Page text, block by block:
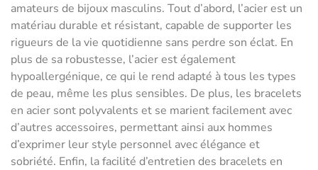
amateurs de bijoux masculins. Tout d’abord, l’acier est un
matériau durable et résistant, capable de supporter les
rigueurs de la vie quotidienne sans perdre son éclat. En
plus de sa robustesse, l’acier est également
hypoallergénique, ce qui le rend adapté à tous les types
de peau, même les plus sensibles. De plus, les bracelets
en acier sont polyvalents et se marient facilement avec
d’autres accessoires, permettant ainsi aux hommes
d’exprimer leur style personnel avec élégance et
sobriété. Enfin, la facilité d’entretien des bracelets en